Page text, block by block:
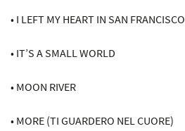
• I LEFT MY HEART IN SAN FRANCISCO
• IT’S A SMALL WORLD
• MOON RIVER
• MORE (TI GUARDERO NEL CUORE)